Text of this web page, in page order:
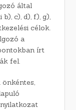
által
c), d), f), g),
célok.
a
írt
fel.